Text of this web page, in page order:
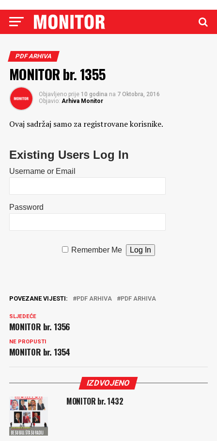
PDF ARHIVA
MONITOR br. 1355
Objavljeno prije 10 godina na 7 Oktobra, 2016
Objavio: Arhiva Monitor
Ovaj sadržaj samo za registrovane korisnike.
Existing Users Log In
Username or Email
Password
Remember Me
POVEZANE VIJESTI: PDF ARHIVA PDF ARHIVA
SLJEDEĆE
MONITOR br. 1356
NE PROPUSTI
MONITOR br. 1354
IZDVOJENO
MONITOR br. 1432